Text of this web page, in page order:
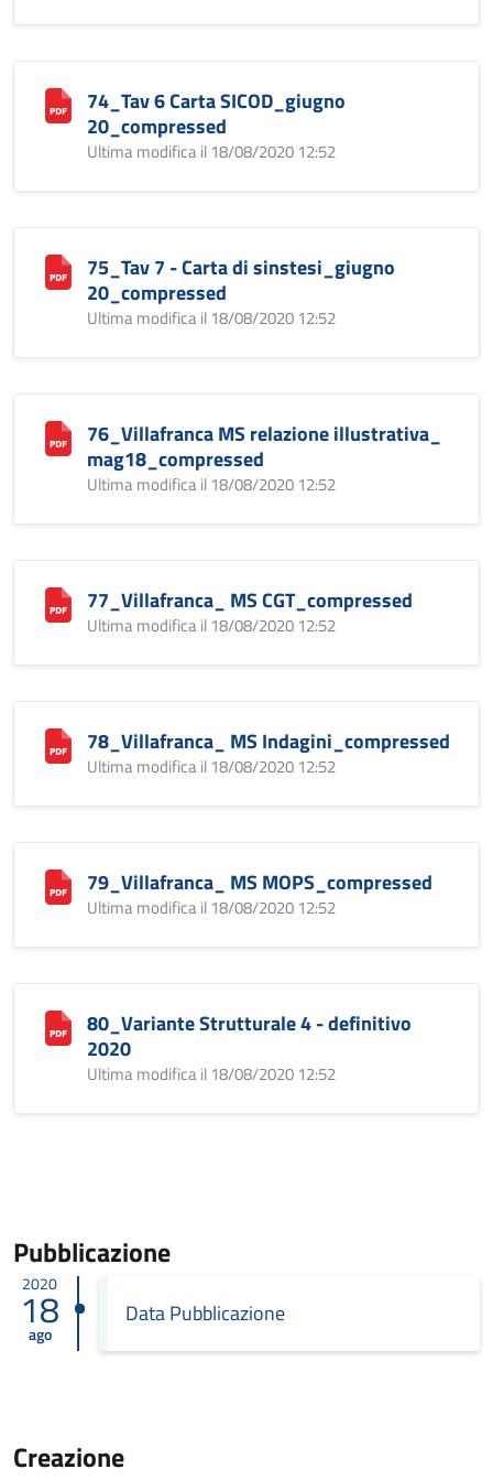
74_Tav 6 Carta SICOD_giugno
20_compressed
Ultima modifica il 18/08/2020 12:52
75_Tav 7 - Carta di sinstesi_giugno
20_compressed
Ultima modifica il 18/08/2020 12:52
76_Villafranca MS relazione illustrativa_
mag18_compressed
Ultima modifica il 18/08/2020 12:52
77_Villafranca_ MS CGT_compressed
Ultima modifica il 18/08/2020 12:52
78_Villafranca_ MS Indagini_compressed
Ultima modifica il 18/08/2020 12:52
79_Villafranca_ MS MOPS_compressed
Ultima modifica il 18/08/2020 12:52
80_Variante Strutturale 4 - definitivo
2020
Ultima modifica il 18/08/2020 12:52
Pubblicazione
2020
18
ago
Data Pubblicazione
Creazione